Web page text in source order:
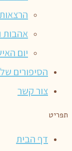
אהבות
יום
הסיפורים
צור קשר
תפריט
דף הבית